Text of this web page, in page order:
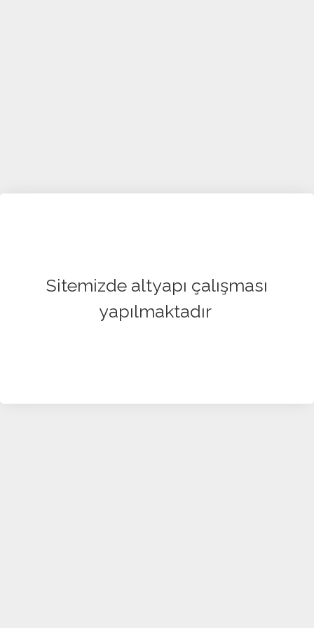
Sitemizde altyapı çalışması
yapılmaktadır